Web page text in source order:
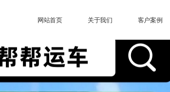
网站首页 关于我们 客户案例